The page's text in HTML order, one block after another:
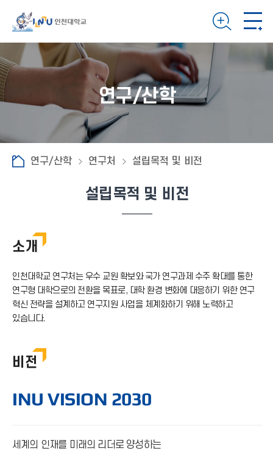
연구/산학
연구/산학 연구처 설립목적 및 비전
설립목적 및 비전
소개
인천대학교 연구처는 우수 교원 확보와 국가 연구과제 수주 확대를 통한
연구형 대학으로의 전환을 목표로, 대학 환경 변화에 대응하기 위한 연구
혁신 전략을 설계하고 연구지원 사업을 체계화하기 위해 노력하고
있습니다.
비전
INU VISION 2030
세계의 인재를 미래의 리더로 양성하는